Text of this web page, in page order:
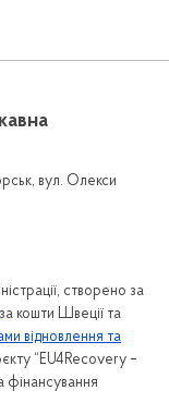
вул. Олекси
створено за
за кошти Швеції та
відновлення та
“EU4Recovery –
фінансування